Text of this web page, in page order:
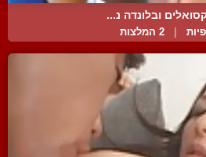
ובלונדה נ...
2 המלצות